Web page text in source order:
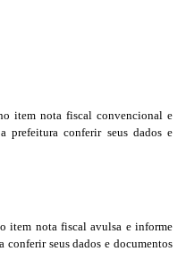
item nota fiscal convencional e
prefeitura conferir seus dados e
item nota fiscal avulsa e informe
conferir seus dados e documentos